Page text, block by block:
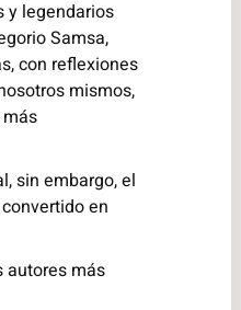
y legendarios
Samsa,
con reflexiones
mismos,
sin embargo, el
en
autores más